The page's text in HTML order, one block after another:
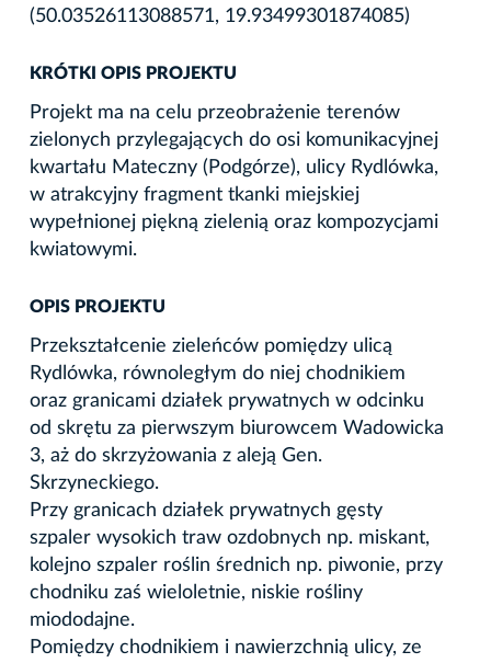
(50.03526113088571, 19.93499301874085)
KRÓTKI OPIS PROJEKTU
Projekt ma na celu przeobrażenie terenów
zielonych przylegających do osi komunikacyjnej
kwartału Mateczny (Podgórze), ulicy Rydlówka,
w atrakcyjny fragment tkanki miejskiej
wypełnionej piękną zielenią oraz kompozycjami
kwiatowymi.
OPIS PROJEKTU
Przekształcenie zieleńców pomiędzy ulicą
Rydlówka, równoległym do niej chodnikiem
oraz granicami działek prywatnych w odcinku
od skrętu za pierwszym biurowcem Wadowicka
3, aż do skrzyżowania z aleją Gen.
Skrzyneckiego.
Przy granicach działek prywatnych gęsty
szpaler wysokich traw ozdobnych np. miskant,
kolejno szpaler roślin średnich np. piwonie, przy
chodniku zaś wieloletnie, niskie rośliny
miododajne.
Pomiędzy chodnikiem i nawierzchnią ulicy, ze